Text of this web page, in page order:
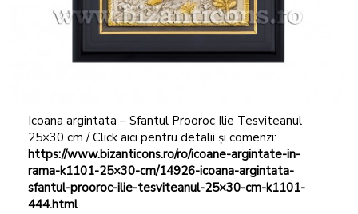
Icoana argintata – Sfantul Prooroc Ilie Tesviteanul
25×30 cm / Click aici pentru detalii și comenzi:
https://www.bizanticons.ro/ro/icoane-argintate-in-
rama-k1101-25×30-cm/14926-icoana-argintata-
sfantul-prooroc-ilie-tesviteanul-25×30-cm-k1101-
444.html